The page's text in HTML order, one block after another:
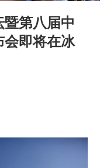
第八届中
会即将在冰